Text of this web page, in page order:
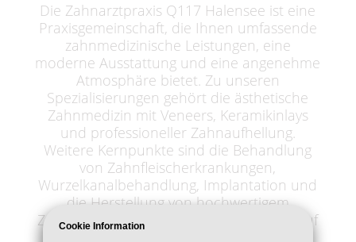
Cookie Information
Die Zahnarztpraxis Q117 Halensee ist eine
Praxisgemeinschaft, die Ihnen umfassende
zahnmedizinische Leistungen, eine
moderne Ausstattung und eine angenehme
Atmosphäre bietet. Zu unseren
Spezialisierungen gehört die ästhetische
Zahnmedizin mit Veneers, Keramikinlays
und professioneller Zahnaufhellung.
Weitere Kernpunkte sind die Behandlung
von Zahnfleischerkrankungen,
Wurzelkanalbehandlung, Implantation und
die Herstellung von hochwertigem
Zahnersatz. Besonderen Wert legen wir auf